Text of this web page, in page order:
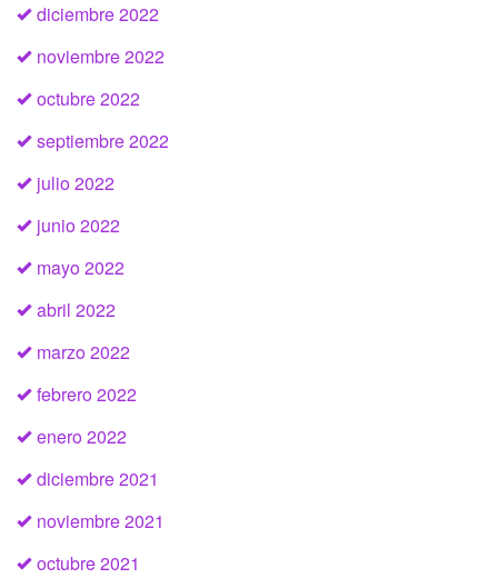
diciembre 2022
noviembre 2022
octubre 2022
septiembre 2022
julio 2022
junio 2022
mayo 2022
abril 2022
marzo 2022
febrero 2022
enero 2022
diciembre 2021
noviembre 2021
octubre 2021